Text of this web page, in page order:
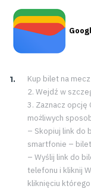
Kup bilet na
2. Wejdź w
3. Zaznacz opcję
możliwych
– Skopiuj link do
smartfonie –
– Wyślij link do
telefonu i kliknij
kliknięciu